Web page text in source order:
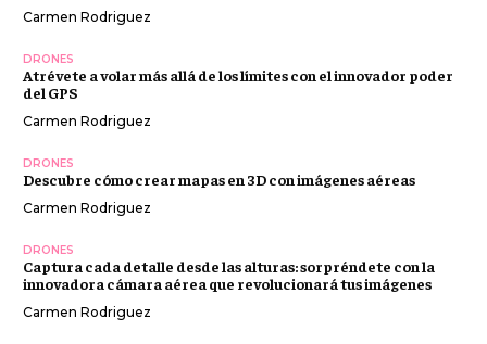
Carmen Rodriguez
DRONES
Atrévete a volar más allá de los límites con el innovador poder
del GPS
Carmen Rodriguez
DRONES
Descubre cómo crear mapas en 3D con imágenes aéreas
Carmen Rodriguez
DRONES
Captura cada detalle desde las alturas: sorpréndete con la
innovadora cámara aérea que revolucionará tus imágenes
Carmen Rodriguez